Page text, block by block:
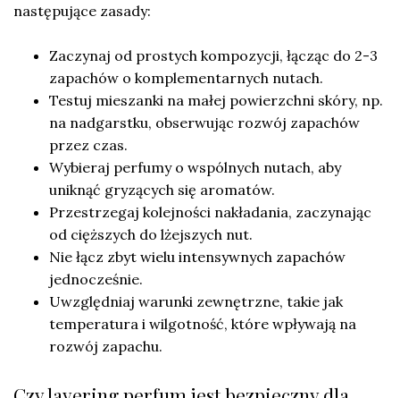
następujące zasady:
Zaczynaj od prostych kompozycji, łącząc do 2-3
zapachów o komplementarnych nutach.
Testuj mieszanki na małej powierzchni skóry, np.
na nadgarstku, obserwując rozwój zapachów
przez czas.
Wybieraj perfumy o wspólnych nutach, aby
uniknąć gryzących się aromatów.
Przestrzegaj kolejności nakładania, zaczynając
od cięższych do lżejszych nut.
Nie łącz zbyt wielu intensywnych zapachów
jednocześnie.
Uwzględniaj warunki zewnętrzne, takie jak
temperatura i wilgotność, które wpływają na
rozwój zapachu.